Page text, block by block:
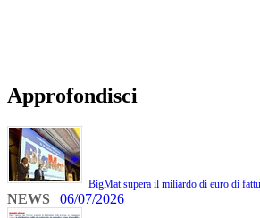
Approfondisci
BigMat supera il miliardo di euro di
NEWS | 06/07/2026